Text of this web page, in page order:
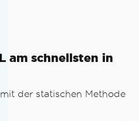
am schnellsten in
der statischen Methode